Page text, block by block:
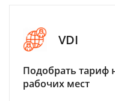
VDI
Подобрать тариф
рабочих мест